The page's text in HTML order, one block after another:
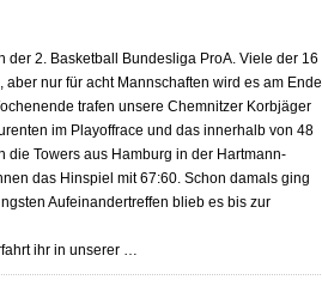
der 2. Basketball Bundesliga ProA. Viele der 16
aber nur für acht Mannschaften wird es am Ende
trafen unsere Chemnitzer Korbjäger
im Playoffrace und das innerhalb von 48
die Towers aus Hamburg in der Hartmann-
das Hinspiel mit 67:60. Schon damals ging
Aufeinandertreffen blieb es bis zur
ihr in unserer …